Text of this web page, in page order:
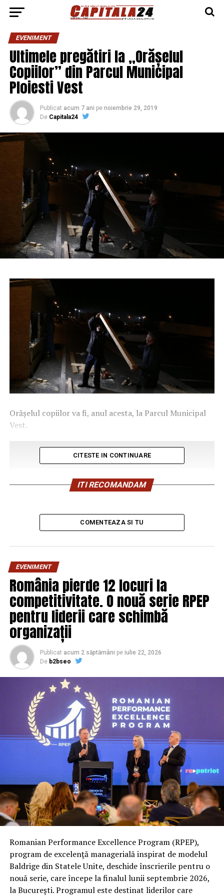
EVENIMENT
Ultimele pregătiri la „Orășelul
Copiilor” din Parcul Municipal
Ploiesti Vest
Publicat acum 7 ani pe noiembrie 29, 2019
De Capitala24
Orășelul copiilor va fi, anul acesta, la Parcul Municipal
Vest.
Directorul acestui minunat parc, Donald Constantin,
este si la aceasta ora la munca de jos, asa cum ne-a
obisnuit.
CITESTE IN CONTINUARE
ITI RECOMANDAM
COMENTEAZA SI TU
EVENIMENT
România pierde 12 locuri la
competitivitate. O nouă serie RPEP
pentru liderii care schimbă
organizații
Publicat acum 2 săptămâni pe iulie 22, 2026
De b2bseo
Romanian Performance Excellence Program (RPEP),
program de excelență managerială inspirat de modelul
Baldrige din Statele Unite, deschide înscrierile pentru o
nouă serie, care începe la finalul lunii septembrie 2026,
la București. Programul este destinat liderilor care